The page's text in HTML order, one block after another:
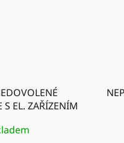
S EL. ZAŘÍZENÍM